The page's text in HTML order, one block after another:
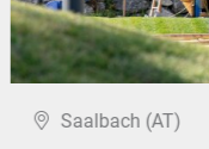
Saalbach (AT)